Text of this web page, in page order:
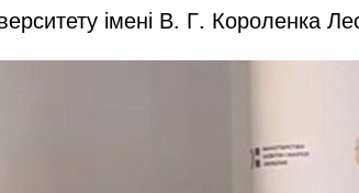
імені В. Г. Короленка